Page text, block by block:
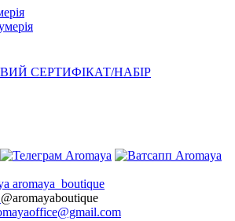
СЕРТИФІКАТ/НАБІР
aromaya_boutique
@aromayaboutique